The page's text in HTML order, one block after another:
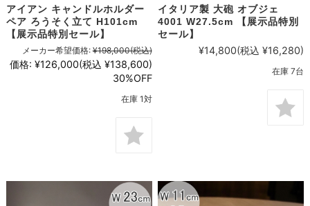
アイアン キャンドルホルダー
ペア ろうそく立て H101cm
【展示品特別セール】
メーカー希望価格: ¥198,000(税込)
価格: ¥126,000(税込 ¥138,600)
30%OFF
在庫 1対
イタリア製 大砲 オブジェ
4001 W27.5cm 【展示品特別
セール】
¥14,800(税込 ¥16,280)
在庫 7台